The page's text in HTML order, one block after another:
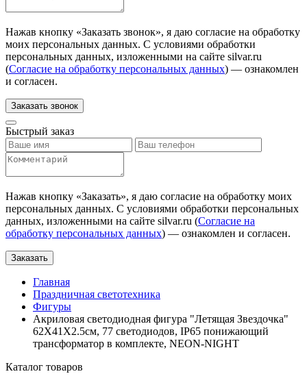
Нажав кнопку «Заказать звонок», я даю согласие на обработку
моих персональных данных. С условиями обработки
персональных данных, изложенными на сайте silvar.ru
(Согласие на обработку персональных данных) — ознакомлен
и согласен.
Заказать звонок
Быстрый заказ
Нажав кнопку «Заказать», я даю согласие на обработку моих
персональных данных. С условиями обработки персональных
данных, изложенными на сайте silvar.ru (Согласие на
обработку персональных данных) — ознакомлен и согласен.
Заказать
Главная
Праздничная светотехника
Фигуры
Акриловая светодиодная фигура "Летящая Звездочка"
62X41X2.5см, 77 светодиодов, IP65 понижающий
трансформатор в комплекте, NEON-NIGHT
Каталог товаров